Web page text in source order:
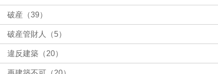
破産（39）
破産管財人（5）
違反建築（20）